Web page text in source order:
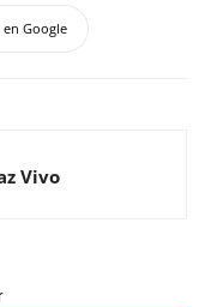
en Google
Vivo